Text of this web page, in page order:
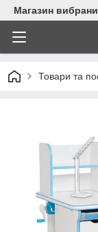
Магазин
Товари та